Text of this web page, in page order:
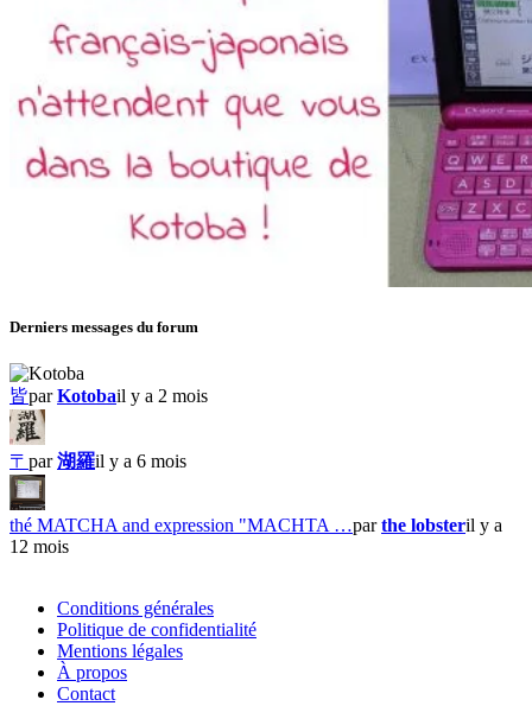
Derniers messages du forum
皆parKotobail y a 2 mois
〒 par湖羅il y a 6 mois
thé MATCHA and expression "MACHTA …parthe lobsteril y a
12 mois
Conditions générales
Politique de confidentialité
Mentions légales
À propos
Contact